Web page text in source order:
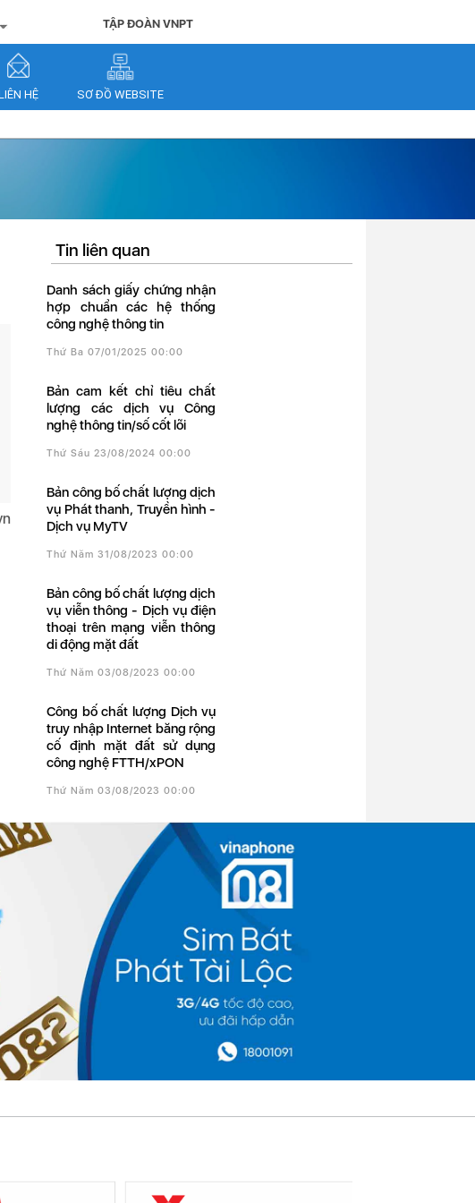
TẬP ĐOÀN VNPT
HỆ SƠ ĐỒ WEBSITE
Tin liên quan
Danh sách giấy chứng nhận
hợp chuẩn các hệ thống
công nghệ thông tin
Thứ Ba 07/01/2025 00:00
Bản cam kết chỉ tiêu chất
lượng các dịch vụ Công
nghệ thông tin/số cốt lõi
Thứ Sáu 23/08/2024 00:00
Bản công bố chất lượng dịch
vụ Phát thanh, Truyền hình -
Dịch vụ MyTV
Thứ Năm 31/08/2023 00:00
Bản công bố chất lượng dịch
vụ viễn thông - Dịch vụ điện
thoại trên mạng viễn thông
di động mặt đất
Thứ Năm 03/08/2023 00:00
Công bố chất lượng Dịch vụ
truy nhập Internet băng rộng
cố định mặt đất sử dụng
công nghệ FTTH/xPON
Thứ Năm 03/08/2023 00:00